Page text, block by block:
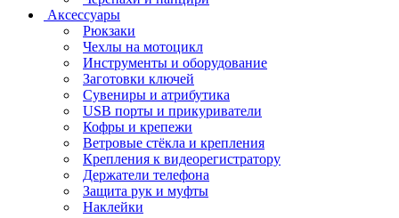
Аксессуары
Рюкзаки
Чехлы на мотоцикл
Инструменты и оборудование
Заготовки ключей
Сувениры и атрибутика
USB порты и прикуриватели
Кофры и крепежи
Ветровые стёкла и крепления
Крепления к видеорегистратору
Держатели телефона
Защита рук и муфты
Наклейки